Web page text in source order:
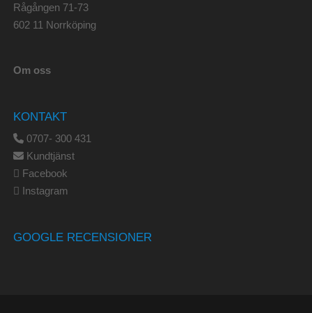
Rågången 71-73
602 11 Norrköping
Om oss
KONTAKT
0707- 300 431
Kundtjänst
Facebook
Instagram
GOOGLE RECENSIONER